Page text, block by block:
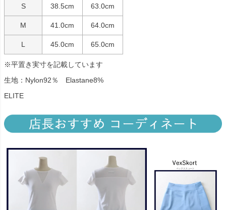
S 38.5cm 63.0cm
M 41.0cm 64.0cm
L 45.0cm 65.0cm
※平置き実寸を記載しています
生地：Nylon92％ Elastane8%
ELITE